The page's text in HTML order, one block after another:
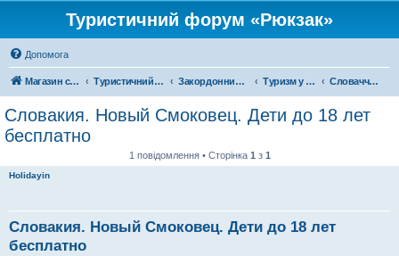
Туристичний форум «Рюкзак»
Допомога
Магазин спорядження Туристичний форум «Рюкзак» Закордонний туризм Туризм у Європі Словаччина
Словакия. Новый Смоковец. Дети до 18 лет
бесплатно
1 повідомлення • Сторінка 1 з 1
Holidayin
Словакия. Новый Смоковец. Дети до 18 лет
бесплатно